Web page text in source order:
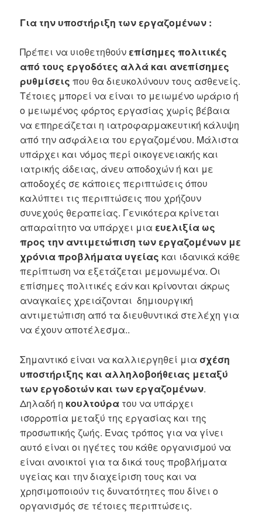
Για την υποστήριξη των εργαζομένων :
Πρέπει να υιοθετηθούν επίσημες πολιτικές
από τους εργοδότες αλλά και ανεπίσημες
ρυθμίσεις που θα διευκολύνουν τους ασθενείς.
Τέτοιες μπορεί να είναι το μειωμένο ωράριο ή
ο μειωμένος φόρτος εργασίας χωρίς βέβαια
να επηρεάζεται η ιατροφαρμακευτική κάλυψη
από την ασφάλεια του εργαζομένου. Μάλιστα
υπάρχει και νόμος περί οικογενειακής και
ιατρικής άδειας, άνευ αποδοχών ή και με
αποδοχές σε κάποιες περιπτώσεις όπου
καλύπτει τις περιπτώσεις που χρήζουν
συνεχούς θεραπείας. Γενικότερα κρίνεται
απαραίτητο να υπάρχει μια ευελιξία ως
προς την αντιμετώπιση των εργαζομένων με
χρόνια προβλήματα υγείας και ιδανικά κάθε
περίπτωση να εξετάζεται μεμονωμένα. Οι
επίσημες πολιτικές εάν και κρίνονται άκρως
αναγκαίες χρειάζονται δημιουργική
αντιμετώπιση από τα διευθυντικά στελέχη για
να έχουν αποτέλεσμα..
Σημαντικό είναι να καλλιεργηθεί μια σχέση
υποστήριξης και αλληλοβοήθειας μεταξύ
των εργοδοτών και των εργαζομένων.
Δηλαδή η κουλτούρα του να υπάρχει
ισορροπία μεταξύ της εργασίας και της
προσωπικής ζωής. Ένας τρόπος για να γίνει
αυτό είναι οι ηγέτες του κάθε οργανισμού να
είναι ανοικτοί για τα δικά τους προβλήματα
υγείας και την διαχείριση τους και να
χρησιμοποιούν τις δυνατότητες που δίνει ο
οργανισμός σε τέτοιες περιπτώσεις.